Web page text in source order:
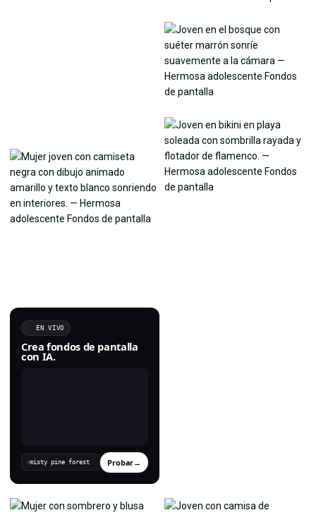
EN VIVO
Crea fondos de pantalla
con IA.
› Probar→